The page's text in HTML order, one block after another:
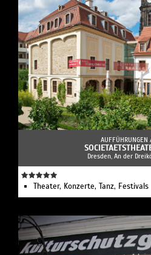
AUFFÜHRUNGEN
Dresden, An der
Theater, Konzerte, Tanz,